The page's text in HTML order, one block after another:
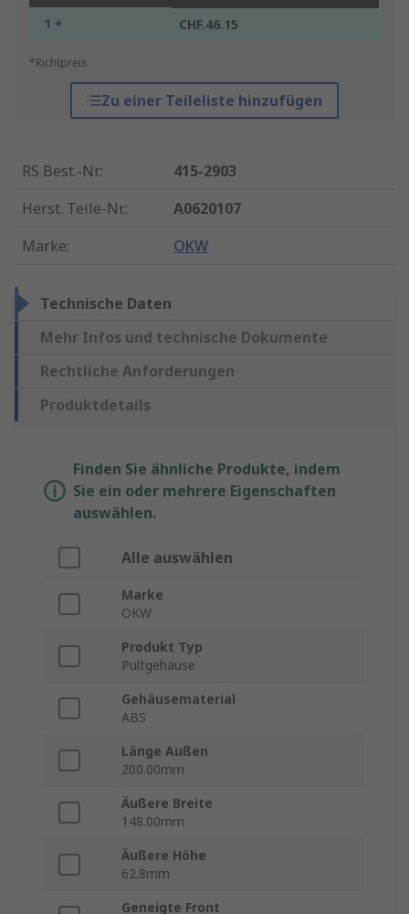
1 + CHF.46.15
*Richtpreis
Zu einer Teileliste hinzufügen
RS Best.-Nr.:
415-2903
Herst. Teile-Nr.:
A0620107
Marke: OKW
Technische Daten
Mehr Infos und technische Dokumente
Rechtliche Anforderungen
Produktdetails
Finden Sie ähnliche Produkte, indem
Sie ein oder mehrere Eigenschaften
auswählen.
Alle auswählen
Marke
OKW
Produkt Typ
Pultgehäuse
Gehäusematerial
ABS
Länge Außen
200.00mm
Äußere Breite
148.00mm
Äußere Höhe
62.8mm
Geneigte Front